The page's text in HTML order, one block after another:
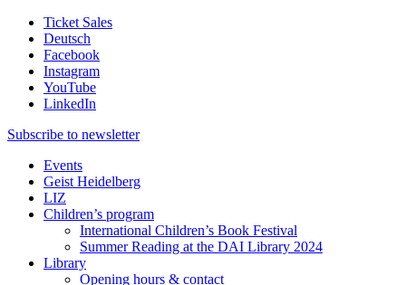
Ticket Sales
Deutsch
Facebook
Instagram
YouTube
LinkedIn
Subscribe to newsletter
Events
Geist Heidelberg
LIZ
Children’s program
International Children’s Book Festival
Summer Reading at the DAI Library 2024
Library
Opening hours & contact